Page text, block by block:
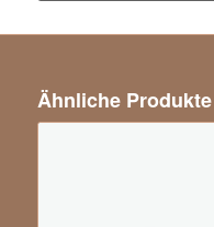
Ähnliche Produkte